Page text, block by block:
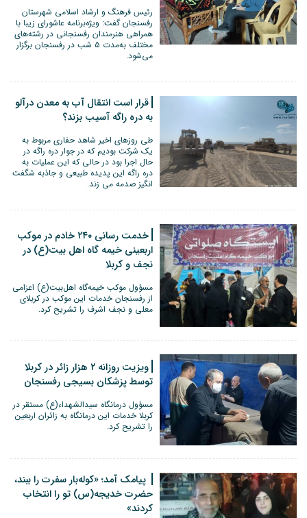
رئیس فرهنگ و ارشاد اسلامی شهرستان
رفسنجان گفت: ویژه‌برنامه عاشورای زیبا با
همراهی هنرمندان رفسنجانی در رشته‌های
مختلف به‌مدت ۵ شب در رفسنجان برگزار
می‌شود.
قرار است انتقال آب به معدن درآلو
به دره راگه آسیب بزند؟
طی روزهای اخیر شاهد حفاری مربوط به
یک شرکت بودیم که در جوار دره راگه در
حال اجرا بود در حالی که این عملیات به
دره راگه این پدیده طبیعی و جاذبه شگفت
انگیز صدمه می زند.
خدمت رسانی ۲۴۰ خادم در موکب
اربعینی خیمه گاه اهل بیت(ع) در
نجف و کربلا
مسؤول موکب خیمه‌گاه اهل‌بیت(ع) اعزامی
از رفسنجان خدمات این موکب در کربلای
معلی و نجف اشرف را تشریح کرد.
ویزیت روزانه ۲ هزار زائر در کربلا
توسط پزشکان بسیجی رفسنجان
مسؤول درمانگاه سیدالشهداء(ع) مستقر در
کربلا خدمات این درمانگاه به زائران اربعین
را تشریح کرد.
پیامک آمد؛ «کوله‌بار سفرت را ببند،
حضرت خدیجه(س) تو را انتخاب
کردند»